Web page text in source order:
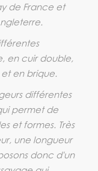
de France et
en cuir double,
en brique.
différentes
permet de
et formes. Très
une longueur
donc d'un